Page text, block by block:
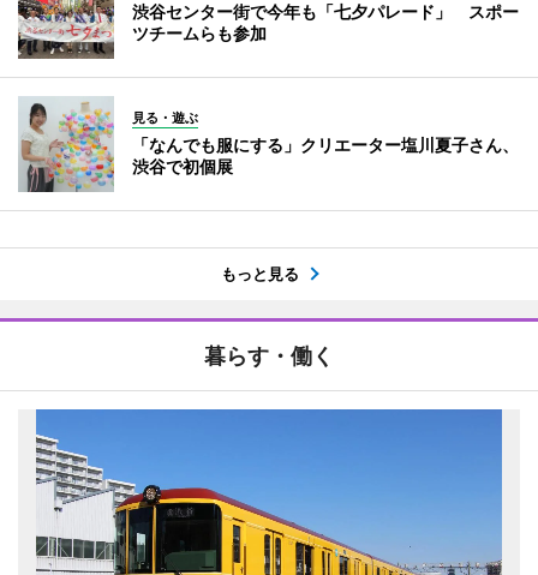
渋谷センター街で今年も「七夕パレード」 スポー
ツチームらも参加
見る・遊ぶ
「なんでも服にする」クリエーター塩川夏子さん、
渋谷で初個展
もっと見る
暮らす・働く